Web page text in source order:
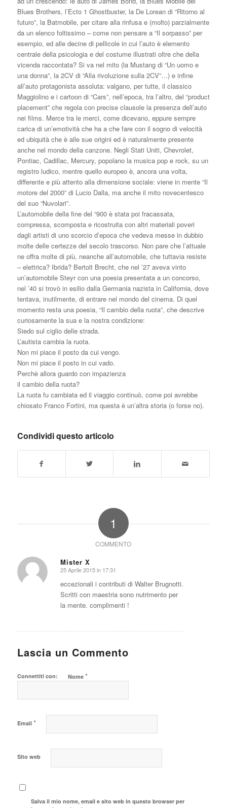
Blues Brothers, l’Ecto 1 Ghostbuster, la De Lorean di “Ritorno al
futuro”, la Batmobile, per citare alla rinfusa e (molto) parzialmente
da un elenco foltissimo – come non pensare a “Il sorpasso” per
esempio, ed alle decine di pellicole in cui l’auto è elemento
centrale della psicologia e del costume illustrati oltre che della
vicenda raccontata? Si va nel mito (la Mustang di “Un uomo e
una donna”, la 2CV di “Alla rivoluzione sulla 2CV”…) e infine
all’auto protagonista assoluta: valgano, per tutte, il classico
Maggiolino e i cartoon di “Cars”, nell’epoca, tra l’altro, del “product
placement” che regola con precise clausole la presenza dell’auto
nei films. Merce tra le merci, come dicevano, eppure sempre
carica di un’emotività che ha a che fare con il sogno di velocità
ed ubiquità che è alle sue origini ed è naturalmente presente
anche nel mondo della canzone. Negli Stati Uniti, Chevrolet,
Pontiac, Cadillac, Mercury, popolano la musica pop e rock, su un
registro ludico, mentre quello europeo è, ancora una volta,
differente e più attento alla dimensione sociale: viene in mente “Il
motore del 2000” di Lucio Dalla, ma anche il mito novecentesco
del suo “Nuvolari”.
L’automobile della fine del “900 è stata poi fracassata,
compressa, scomposta e ricostruita con altri materiali poveri
dagli artisti di uno scorcio d’epoca che vedeva messe in dubbio
molte delle certezze del secolo trascorso. Non pare che l’attuale
ne offra molte di più, neanche all’automobile, che tuttavia resiste
– elettrica? Ibrida? Bertolt Brecht, che nel ’27 aveva vinto
un’automobile Steyr con una poesia presentata a un concorso,
nel ’40 si trovò in esilio dalla Germania nazista in California, dove
tentava, inutilmente, di entrare nel mondo del cinema. Di quel
momento resta una poesia, “Il cambio della ruota”, che descrive
curiosamente la sua e la nostra condizione:
Siedo sul ciglio delle strada.
L’autista cambia la ruota.
Non mi piace il posto da cui vengo.
Non mi piace il posto in cui vado.
Perchè allora guardo con impazienza
il cambio della ruota?
La ruota fu cambiata ed il viaggio continuò, come poi avrebbe
chiosato Franco Fortini, ma questa è un’altra storia (o forse no).
Condividi questo articolo
1
COMMENTO
Mister X
dice:
25 Aprile 2015 in 17:31
eccezionali i contributi di Walter Brugnotti.
Scritti con maestria sono nutrimento per
la mente. complimenti !
Lascia un Commento
Connettiti con: Nome *
Email *
Sito web
Salva il mio nome, email e sito web in questo browser per